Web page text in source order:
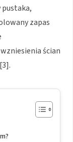
zapas
ścian